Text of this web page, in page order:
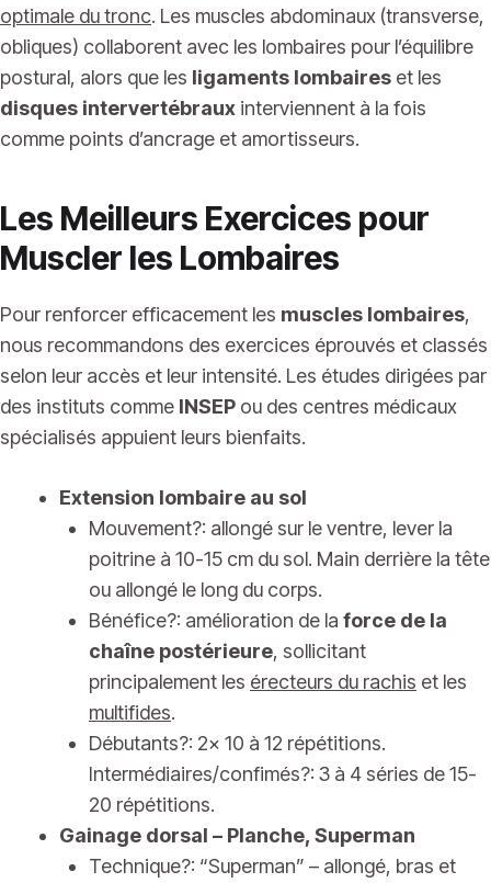
optimale du tronc. Les muscles abdominaux (transverse,
obliques) collaborent avec les lombaires pour l’équilibre
postural, alors que les ligaments lombaires et les
disques intervertébraux interviennent à la fois
comme points d’ancrage et amortisseurs.
Les Meilleurs Exercices pour
Muscler les Lombaires
Pour renforcer efficacement les muscles lombaires,
nous recommandons des exercices éprouvés et classés
selon leur accès et leur intensité. Les études dirigées par
des instituts comme INSEP ou des centres médicaux
spécialisés appuient leurs bienfaits.
Extension lombaire au sol
Mouvement?: allongé sur le ventre, lever la
poitrine à 10-15 cm du sol. Main derrière la tête
ou allongé le long du corps.
Bénéfice?: amélioration de la force de la
chaîne postérieure, sollicitant
principalement les érecteurs du rachis et les
multifides.
Débutants?: 2x 10 à 12 répétitions.
Intermédiaires/confimés?: 3 à 4 séries de 15-
20 répétitions.
Gainage dorsal – Planche, Superman
Technique?: “Superman” – allongé, bras et